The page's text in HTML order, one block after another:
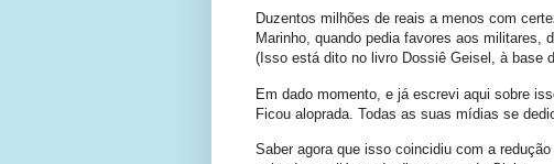
Duzentos milhões de reais a menos com
Marinho, quando pedia favores aos militares,
(Isso está dito no livro Dossiê Geisel, à base
Em dado momento, e já escrevi aqui sobre
Ficou aloprada. Todas as suas mídias se
Saber agora que isso coincidiu com a